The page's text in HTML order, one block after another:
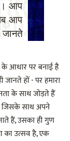
आप
आप
के आधार पर बनाई है
जानते हों - पर हमारा
के साथ जोड़ते हैं
जिसके साथ अपने
हैं, उसका ही गुण
का उत्सव है, एक